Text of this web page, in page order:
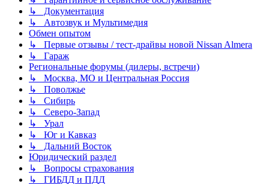
↳ Документация
↳ Автозвук и Мультимедия
Обмен опытом
↳ Первые отзывы / тест-драйвы новой Nissan Almera
↳ Гараж
Региональные форумы (дилеры, встречи)
↳ Москва, МО и Центральная Россия
↳ Поволжье
↳ Сибирь
↳ Северо-Запад
↳ Урал
↳ Юг и Кавказ
↳ Дальний Восток
Юридический раздел
↳ Вопросы страхования
↳ ГИБДД и ПДД